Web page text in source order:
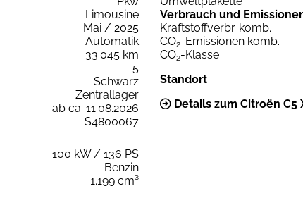
Limousine
Mai / 2025
Automatik
33.045 km
5
Schwarz
Zentrallager
ab ca. 11.08.2026
S4800067
100 kW / 136 PS
Benzin
1.199 cm³
Verbrauch und
Kraftstoffverbr. komb.
CO2-Emissionen komb.
CO2-Klasse
Standort
Details zum Citroën C5